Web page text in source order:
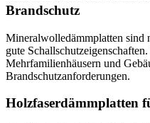
Brandschutz
Mineralwolledämmplatten sind
gute
Mehrfamilienhäusern und
Brandschutzanforderungen.
Holzfaserdämmplatten